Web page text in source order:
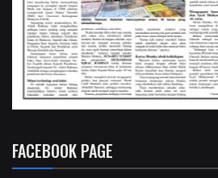
FACEBOOK PAGE